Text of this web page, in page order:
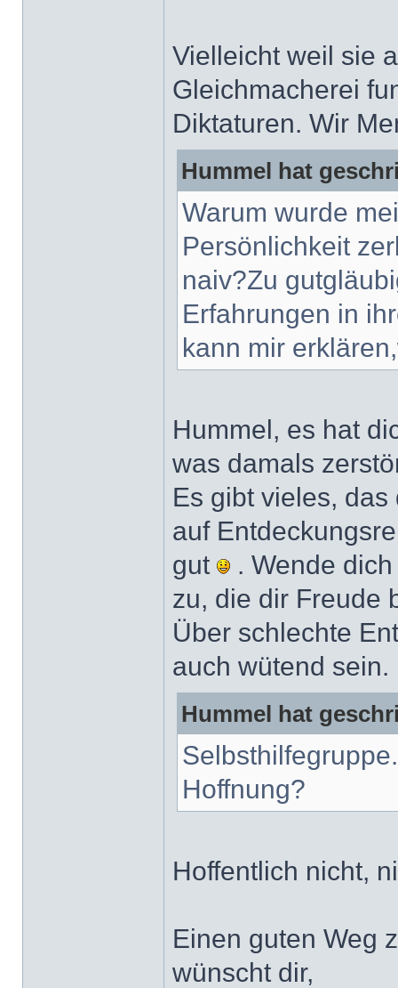
Vielleicht weil sie
Gleichmacherei
Diktaturen. Wir
Hummel hat
Warum wurde
Persönlichkeit
naiv?Zu
Erfahrungen in
kann mir
Hummel, es hat
was damals
Es gibt vieles,
auf
gut
. Wende
zu, die dir Freude
Über schlechte
auch wütend sein.
Hummel hat
Hoffnung?
Hoffentlich nicht,
Einen guten Weg
wünscht dir,